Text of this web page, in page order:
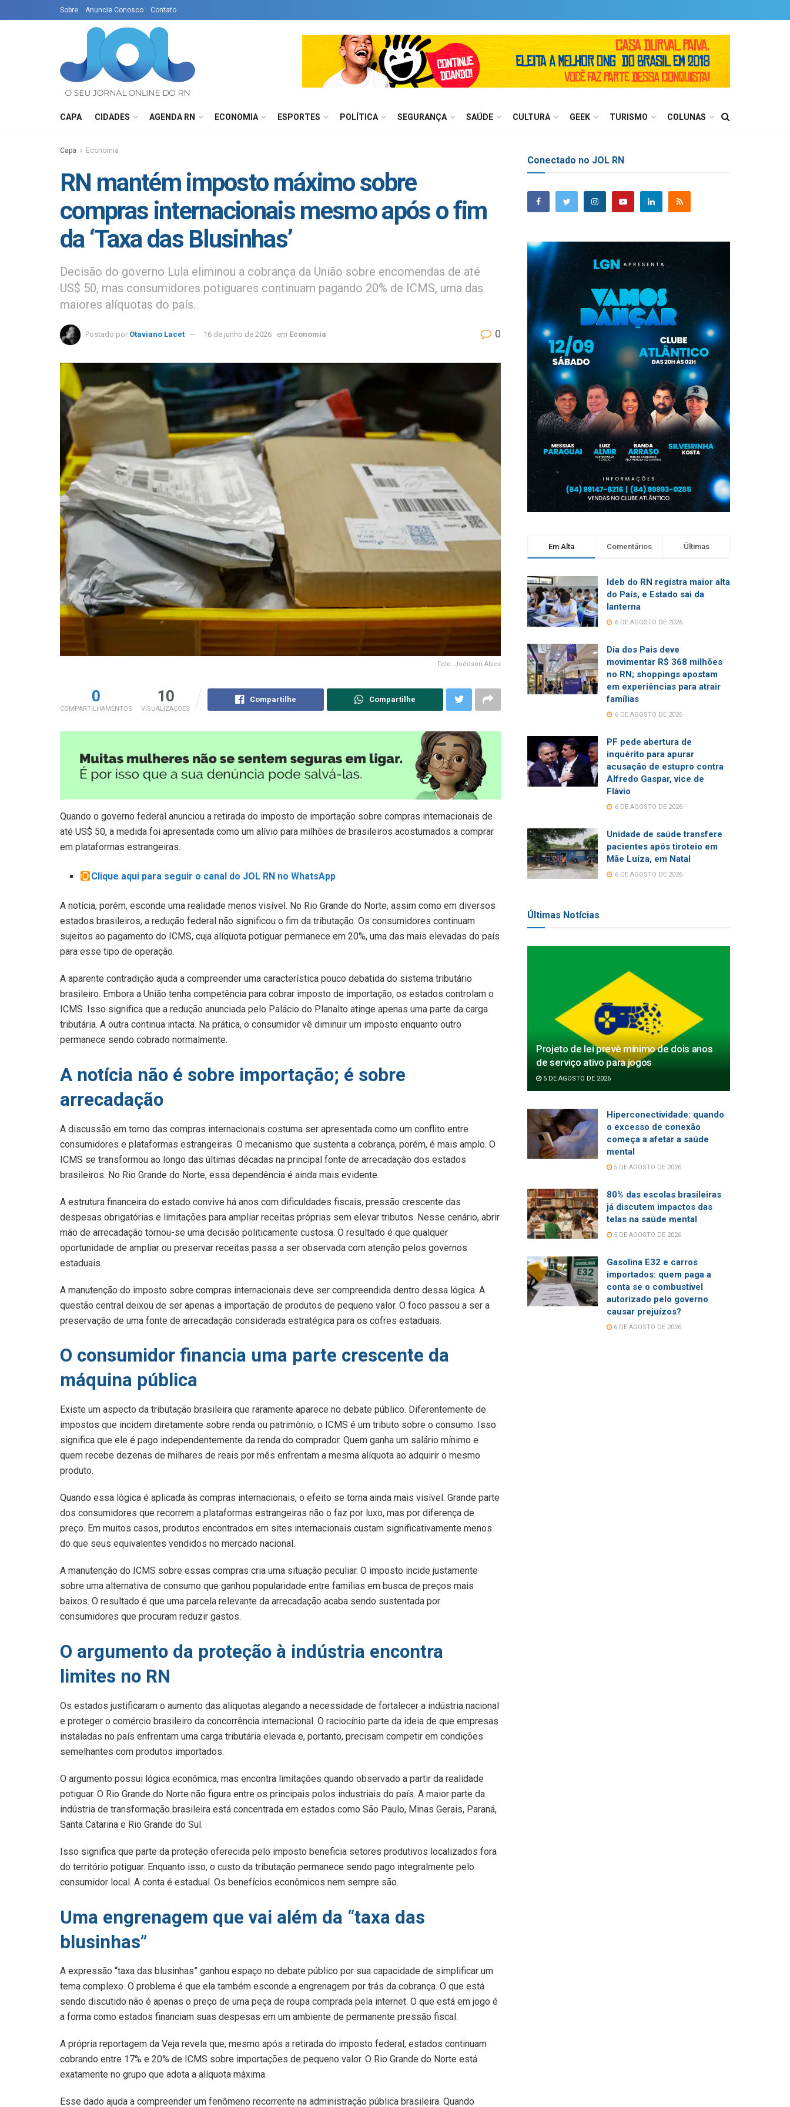
Sobre Anuncie Conosco Contato
CAPA CIDADES AGENDA RN ECONOMIA ESPORTES POLÍTICA SEGURANÇA SAÚDE CULTURA GEEK TURISMO COLUNAS
Capa Economia
RN mantém imposto máximo sobre
compras internacionais mesmo após o fim
da ‘Taxa das Blusinhas’
Decisão do governo Lula eliminou a cobrança da União sobre encomendas de até
US$ 50, mas consumidores potiguares continuam pagando 20% de ICMS, uma das
maiores alíquotas do país.
Postado por Otaviano Lacet 16 de junho de 2026 em Economia 0
Foto: Joédson Alves
0
COMPARTILHAMENTOS
10
VISUALIZAÇÕES
Compartilhe Compartilhe
Quando o governo federal anunciou a retirada do imposto de importação sobre compras internacionais de
até US$ 50, a medida foi apresentada como um alívio para milhões de brasileiros acostumados a comprar
em plataformas estrangeiras.
Clique aqui para seguir o canal do JOL RN no WhatsApp
A notícia, porém, esconde uma realidade menos visível. No Rio Grande do Norte, assim como em diversos
estados brasileiros, a redução federal não significou o fim da tributação. Os consumidores continuam
sujeitos ao pagamento do ICMS, cuja alíquota potiguar permanece em 20%, uma das mais elevadas do país
para esse tipo de operação.
A aparente contradição ajuda a compreender uma característica pouco debatida do sistema tributário
brasileiro. Embora a União tenha competência para cobrar imposto de importação, os estados controlam o
ICMS. Isso significa que a redução anunciada pelo Palácio do Planalto atinge apenas uma parte da carga
tributária. A outra continua intacta. Na prática, o consumidor vê diminuir um imposto enquanto outro
permanece sendo cobrado normalmente.
A notícia não é sobre importação; é sobre
arrecadação
A discussão em torno das compras internacionais costuma ser apresentada como um conflito entre
consumidores e plataformas estrangeiras. O mecanismo que sustenta a cobrança, porém, é mais amplo. O
ICMS se transformou ao longo das últimas décadas na principal fonte de arrecadação dos estados
brasileiros. No Rio Grande do Norte, essa dependência é ainda mais evidente.
A estrutura financeira do estado convive há anos com dificuldades fiscais, pressão crescente das
despesas obrigatórias e limitações para ampliar receitas próprias sem elevar tributos. Nesse cenário, abrir
mão de arrecadação tornou-se uma decisão politicamente custosa. O resultado é que qualquer
oportunidade de ampliar ou preservar receitas passa a ser observada com atenção pelos governos
estaduais.
A manutenção do imposto sobre compras internacionais deve ser compreendida dentro dessa lógica. A
questão central deixou de ser apenas a importação de produtos de pequeno valor. O foco passou a ser a
preservação de uma fonte de arrecadação considerada estratégica para os cofres estaduais.
O consumidor financia uma parte crescente da
máquina pública
Existe um aspecto da tributação brasileira que raramente aparece no debate público. Diferentemente de
impostos que incidem diretamente sobre renda ou patrimônio, o ICMS é um tributo sobre o consumo. Isso
significa que ele é pago independentemente da renda do comprador. Quem ganha um salário mínimo e
quem recebe dezenas de milhares de reais por mês enfrentam a mesma alíquota ao adquirir o mesmo
produto.
Quando essa lógica é aplicada às compras internacionais, o efeito se torna ainda mais visível. Grande parte
dos consumidores que recorrem a plataformas estrangeiras não o faz por luxo, mas por diferença de
preço. Em muitos casos, produtos encontrados em sites internacionais custam significativamente menos
do que seus equivalentes vendidos no mercado nacional.
A manutenção do ICMS sobre essas compras cria uma situação peculiar. O imposto incide justamente
sobre uma alternativa de consumo que ganhou popularidade entre famílias em busca de preços mais
baixos. O resultado é que uma parcela relevante da arrecadação acaba sendo sustentada por
consumidores que procuram reduzir gastos.
O argumento da proteção à indústria encontra
limites no RN
Os estados justificaram o aumento das alíquotas alegando a necessidade de fortalecer a indústria nacional
e proteger o comércio brasileiro da concorrência internacional. O raciocínio parte da ideia de que empresas
instaladas no país enfrentam uma carga tributária elevada e, portanto, precisam competir em condições
semelhantes com produtos importados.
O argumento possui lógica econômica, mas encontra limitações quando observado a partir da realidade
potiguar. O Rio Grande do Norte não figura entre os principais polos industriais do país. A maior parte da
indústria de transformação brasileira está concentrada em estados como São Paulo, Minas Gerais, Paraná,
Santa Catarina e Rio Grande do Sul.
Isso significa que parte da proteção oferecida pelo imposto beneficia setores produtivos localizados fora
do território potiguar. Enquanto isso, o custo da tributação permanece sendo pago integralmente pelo
consumidor local. A conta é estadual. Os benefícios econômicos nem sempre são.
Uma engrenagem que vai além da “taxa das
blusinhas”
A expressão “taxa das blusinhas” ganhou espaço no debate público por sua capacidade de simplificar um
tema complexo. O problema é que ela também esconde a engrenagem por trás da cobrança. O que está
sendo discutido não é apenas o preço de uma peça de roupa comprada pela internet. O que está em jogo é
a forma como estados financiam suas despesas em um ambiente de permanente pressão fiscal.
A própria reportagem da Veja revela que, mesmo após a retirada do imposto federal, estados continuam
cobrando entre 17% e 20% de ICMS sobre importações de pequeno valor. O Rio Grande do Norte está
exatamente no grupo que adota a alíquota máxima.
Esse dado ajuda a compreender um fenômeno recorrente na administração pública brasileira. Quando
Conectado no JOL RN
Em Alta Comentários Últimas
Ideb do RN registra maior alta
do País, e Estado sai da
lanterna
6 DE AGOSTO DE 2026
Dia dos Pais deve
movimentar R$ 368 milhões
no RN; shoppings apostam
em experiências para atrair
famílias
6 DE AGOSTO DE 2026
PF pede abertura de
inquérito para apurar
acusação de estupro contra
Alfredo Gaspar, vice de
Flávio
6 DE AGOSTO DE 2026
Unidade de saúde transfere
pacientes após tiroteio em
Mãe Luíza, em Natal
6 DE AGOSTO DE 2026
Últimas Notícias
Projeto de lei prevê mínimo de dois anos
de serviço ativo para jogos
5 DE AGOSTO DE 2026
Hiperconectividade: quando
o excesso de conexão
começa a afetar a saúde
mental
5 DE AGOSTO DE 2026
80% das escolas brasileiras
já discutem impactos das
telas na saúde mental
5 DE AGOSTO DE 2026
Gasolina E32 e carros
importados: quem paga a
conta se o combustível
autorizado pelo governo
causar prejuízos?
6 DE AGOSTO DE 2026